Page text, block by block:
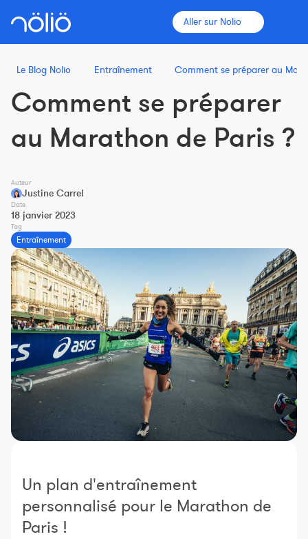
Aller sur Nolio
La plateforme pour tous
Entraîneurs
Clubs
Sportifs
Plus d'informations
Fonctionnalités
Tarifs
Constructeur de séances
Sportif Premium
L'équipe Nolio
FAQ
Le Blog Nolio Entraînement Comment se préparer au
Comment se préparer
au Marathon de Paris ?
Auteur
Justine Carrel
Date
18 janvier 2023
Tag
Entraînement
Un plan d'entraînement
personnalisé pour le Marathon de
Paris !